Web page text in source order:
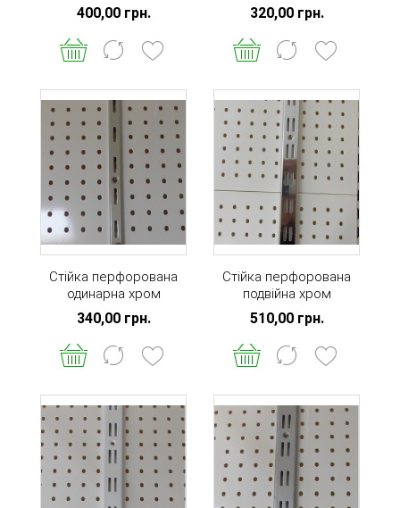
400,00 грн. 320,00 грн.
Стійка перфорована
одинарна хром
L=2000мм
340,00 грн.
Стійка перфорована
подвійна хром
L=2000мм
510,00 грн.